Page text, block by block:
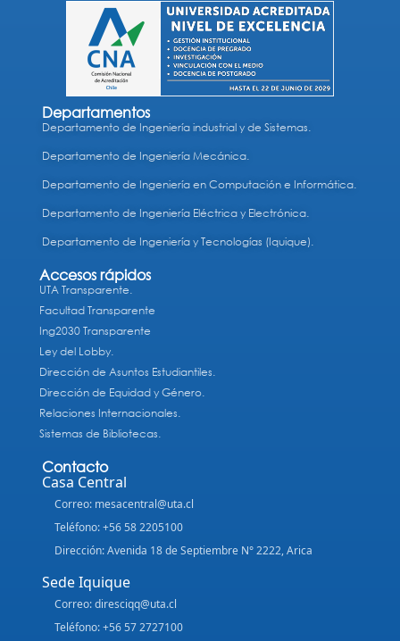
Departamentos
Departamento de Ingeniería industrial y de Sistemas.
Departamento de Ingeniería Mecánica.
Departamento de Ingeniería en Computación e Informática.
Departamento de Ingeniería Eléctrica y Electrónica.
Departamento de Ingeniería y Tecnologías (Iquique).
Accesos rápidos
UTA Transparente.
Facultad Transparente
Ing2030 Transparente
Ley del Lobby.
Dirección de Asuntos Estudiantiles.
Dirección de Equidad y Género.
Relaciones Internacionales.
Sistemas de Bibliotecas.
Contacto
Casa Central
Correo: mesacentral@uta.cl
Teléfono: +56 58 2205100
Dirección: Avenida 18 de Septiembre N° 2222, Arica
Sede Iquique
Correo: diresciqq@uta.cl
Teléfono: +56 57 2727100